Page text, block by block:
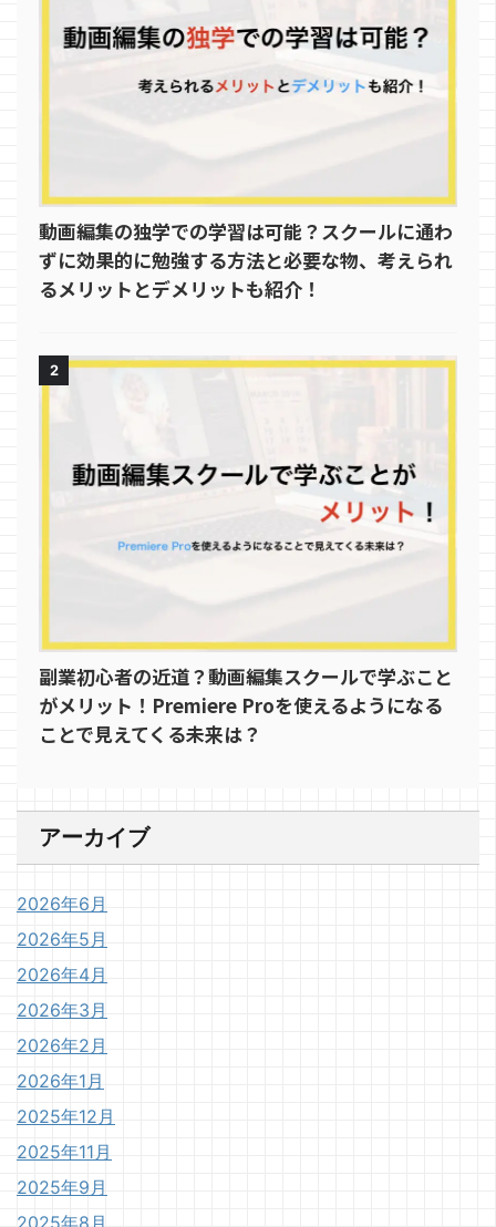
動画編集の独学での学習は可能？スクールに通わ
ずに効果的に勉強する方法と必要な物、考えられ
るメリットとデメリットも紹介！
2
副業初心者の近道？動画編集スクールで学ぶこと
がメリット！Premiere Proを使えるようになる
ことで見えてくる未来は？
アーカイブ
2026年6月
2026年5月
2026年4月
2026年3月
2026年2月
2026年1月
2025年12月
2025年11月
2025年9月